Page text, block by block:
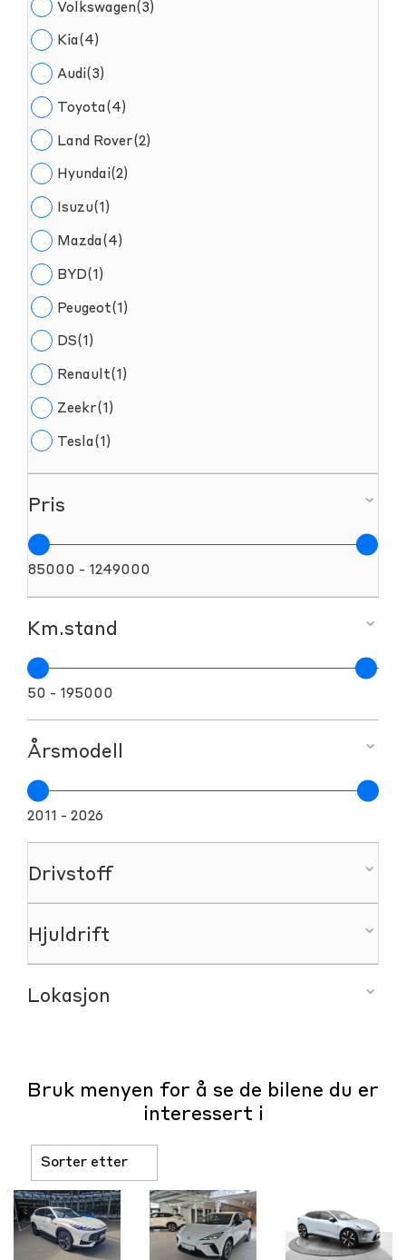
Volkswagen(3)
Kia(4)
Audi(3)
Toyota(4)
Land Rover(2)
Hyundai(2)
Isuzu(1)
Mazda(4)
BYD(1)
Peugeot(1)
DS(1)
Renault(1)
Zeekr(1)
Tesla(1)
Pris
85000 - 1249000
Km.stand
50 - 195000
Årsmodell
2011 - 2026
Drivstoff
Diesel (29)
Hjuldrift
Lokasjon
Kristiansand(28)
Bryne(32)
Odda(10)
Bruk menyen for å se de bilene du er
interessert i